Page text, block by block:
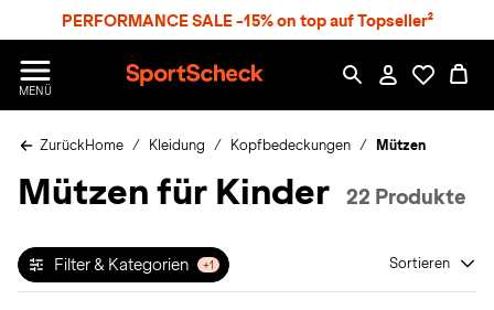
PERFORMANCE SALE -15% on top auf Topseller²
MENÜ
p
r
S
e
c
k
ZurückHome Kleidung Kopfbedeckungen Mützen
Mützen für Kinder 22 Produkte
Filter & Kategorien +1 Sortieren